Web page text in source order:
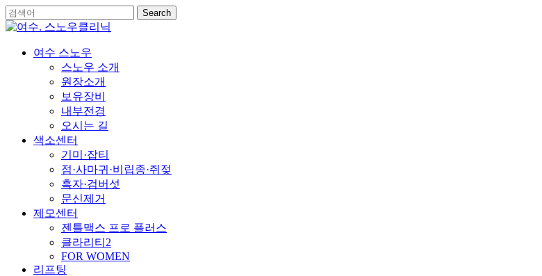
Skip
to
main
content
Search
Close
Menu
여수 스노우
스노우 소개
원장소개
보유장비
내부전경
오시는 길
색소센터
기미·잡티
점·사마귀·비립종·쥐젖
흑자·검버섯
문신제거
제모센터
젠틀맥스 프로 플러스
클라리티2
FOR WOMEN
리프팅